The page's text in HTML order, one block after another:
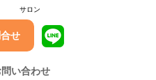
サロン
せ
い合わせ